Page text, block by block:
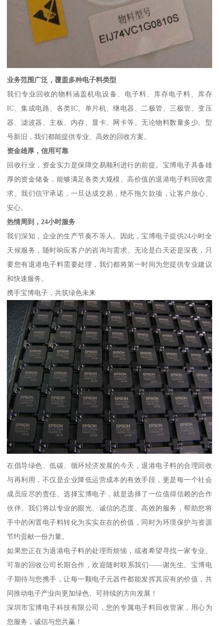
业务范围广泛，覆盖多种电子料类型
我们专业回收的物料涵盖机电设备、电子料、库存电子料、库存
IC、集成电路、各类IC、单片机、继电器、二极管、三极管、变压
器、滤波器、主板、内存、显卡、网卡等。无论物料数量多少、型
号新旧，我们都能提供专业、高效的回收方案。
资金雄厚，信用可靠
回收行业，资金实力是保障交易顺利进行的前提。宝博电子具备雄
厚的资金储备，能够满足各类大规模、高价值的退港电子料回收需
求。我们信守承诺，一旦达成交易，绝不拖欠款项，让客户放心、
安心。
热情周到，24小时服务
我们深知，企业的生产节奏不等人。因此，宝博电子提供24小时全
天候服务，随时响应客户的咨询与需求。无论是白天还是深夜，只
要您有退港电子料需要处理，我们都将第一时间为您提供专业建议
和快速服务。
携手宝博电子，共筑绿色未来
在倡导绿色、低碳、循环经济发展的今天，退港电子料的合理回收
与再利用，不仅是企业降低运营成本的有效手段，更是每一个社会
成员应尽的责任。选择宝博电子，就是选择了一位值得信赖的合作
伙伴。我们将以专业的眼光、诚信的态度、高效的服务，帮助您将
手中的闲置电子料转化为实实在在的价值，同时为环境保护与资源
节约贡献一份力量。
如果您正在为退港电子料的处理而烦恼，或者希望寻找一家专业、
可靠的回收公司长期合作，欢迎随时联系我们——谢先生。宝博电
子期待与您携手，让每一颗电子元器件都能发挥其应有的价值，共
同推动电子产业向更加绿色、可持续的方向发展！
深圳市宝博电子科技有限公司，您的专属电子料回收管家，用心为
您服务，诚信与您共赢！